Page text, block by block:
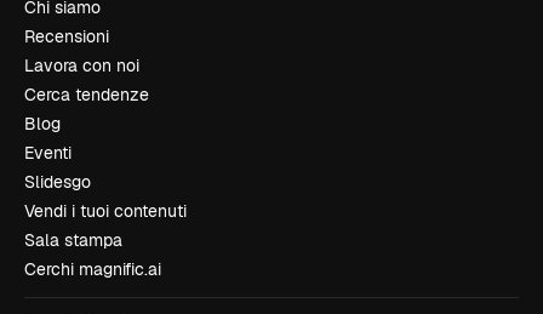
Chi siamo
Recensioni
Lavora con noi
Cerca tendenze
Blog
Eventi
Slidesgo
Vendi i tuoi contenuti
Sala stampa
Cerchi magnific.ai